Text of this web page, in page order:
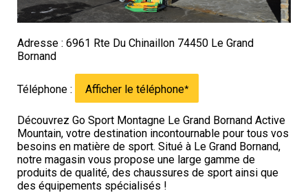
Adresse : 6961 Rte Du Chinaillon 74450 Le Grand
Bornand
Téléphone : Afficher le téléphone*
Découvrez Go Sport Montagne Le Grand Bornand Active
Mountain, votre destination incontournable pour tous vos
besoins en matière de sport. Situé à Le Grand Bornand,
notre magasin vous propose une large gamme de
produits de qualité, des chaussures de sport ainsi que
des équipements spécialisés !